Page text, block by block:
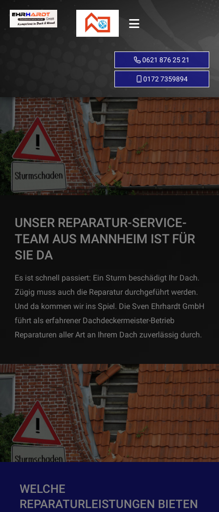
0621 876 25 21
0172 7359894
UNSER REPARATUR-SERVICE-
TEAM AUS MANNHEIM IST FÜR
SIE DA
Es ist schnell passiert: Ein Sturm beschädigt Ihr Dach.
Zügig muss auch die Reparatur durchgeführt werden.
Und da kommen wir ins Spiel. Die Sven Ehrhardt GmbH
führt als erfahrener Dachdeckermeister-Betrieb
Reparaturen aller Art an Ihrem Dach zuverlässig durch.
WELCHE
REPARATURLEISTUNGEN BIETEN